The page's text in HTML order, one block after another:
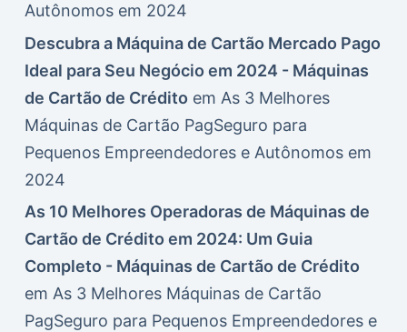
Autônomos em 2024
Descubra a Máquina de Cartão Mercado Pago
Ideal para Seu Negócio em 2024 - Máquinas
de Cartão de Crédito em As 3 Melhores
Máquinas de Cartão PagSeguro para
Pequenos Empreendedores e Autônomos em
2024
As 10 Melhores Operadoras de Máquinas de
Cartão de Crédito em 2024: Um Guia
Completo - Máquinas de Cartão de Crédito
em As 3 Melhores Máquinas de Cartão
PagSeguro para Pequenos Empreendedores e